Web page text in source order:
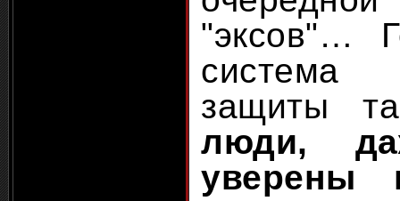
"эксов"…
защиты
люди,
уверены